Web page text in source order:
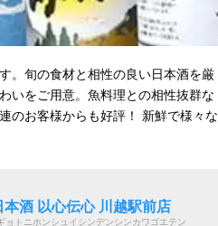
。旬の食材と相性の良い日本酒を厳
いをご用意。魚料理との相性抜群な
のお客様からも好評！ 新鮮で様々な
本酒 以心伝心 川越駅前店
ョトニホンシュイシンデンシンカワゴエテン